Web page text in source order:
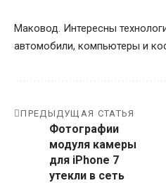
Маковод. Интересны
автомобили, компьютеры и
ПРЕДЫДУЩАЯ СТАТЬЯ
Фотографии
модуля камеры
для iPhone 7
утекли в сеть